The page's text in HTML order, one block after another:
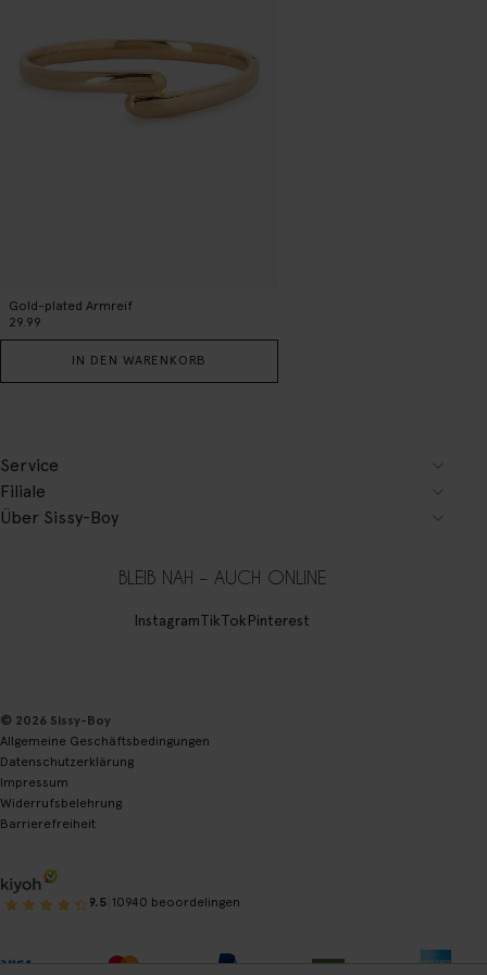
Gold-plated Armreif
29.99
IN DEN WARENKORB
Service
Filiale
Über Sissy-Boy
BLEIB NAH – AUCH ONLINE
InstagramTikTokPinterest
© 2026 Sissy-Boy
Allgemeine Geschäftsbedingungen
Datenschutzerklärung
Impressum
Widerrufsbelehrung
Barrierefreiheit
9.5 10940 beoordelingen